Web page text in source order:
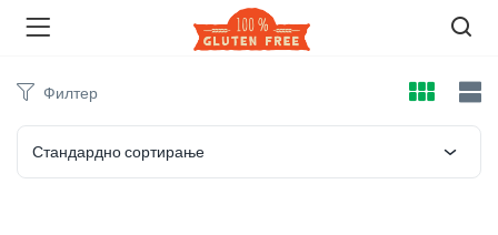
Филтер
Стандардно сортирање